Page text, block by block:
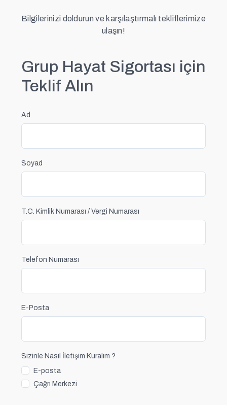
Bilgilerinizi doldurun ve karşılaştırmalı tekliflerimize
ulaşın!
Grup Hayat Sigortası için
Teklif Alın
Ad
Soyad
T.C. Kimlik Numarası / Vergi Numarası
Telefon Numarası
E-Posta
Sizinle Nasıl İletişim Kuralım ?
E-posta
Çağrı Merkezi